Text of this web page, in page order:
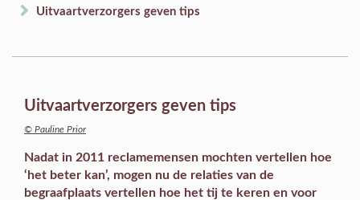
Uitvaartverzorgers geven tips
Uitvaartverzorgers geven tips
© Pauline Prior
Nadat in 2011 reclamemensen mochten vertellen hoe
‘het beter kan’, mogen nu de relaties van de
begraafplaats vertellen hoe het tij te keren en voor